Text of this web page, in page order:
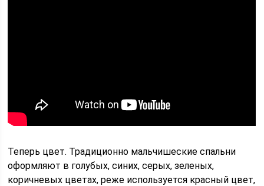
Теперь цвет. Традиционно мальчишеские спальни
оформляют в голубых, синих, серых, зеленых,
коричневых цветах, реже используется красный цвет,